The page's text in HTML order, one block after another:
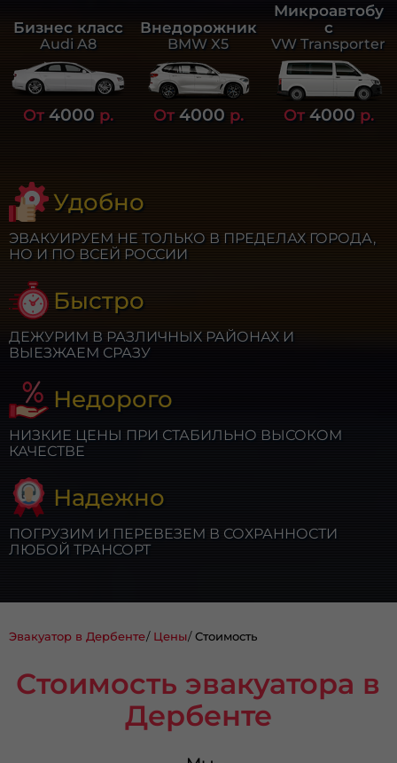
Бизнес класс
Audi A8
От4000 р.
Внедорожник
BMW X5
От 4000 р.
Микроавтобу
с
VW Transporter
От 4000 р.
Удобно
ЭВАКУИРУЕМ НЕ ТОЛЬКО В ПРЕДЕЛАХ ГОРОДА,
НО И ПО ВСЕЙ РОССИИ
Быстро
ДЕЖУРИМ В РАЗЛИЧНЫХ РАЙОНАХ И
ВЫЕЗЖАЕМ СРАЗУ
Недорого
НИЗКИЕ ЦЕНЫ ПРИ СТАБИЛЬНО ВЫСОКОМ
КАЧЕСТВЕ
Надежно
ПОГРУЗИМ И ПЕРЕВЕЗЕМ В СОХРАННОСТИ
ЛЮБОЙ ТРАНСОРТ
Эвакуатор в Дербенте Цены Стоимость
Стоимость эвакуатора в
Дербенте